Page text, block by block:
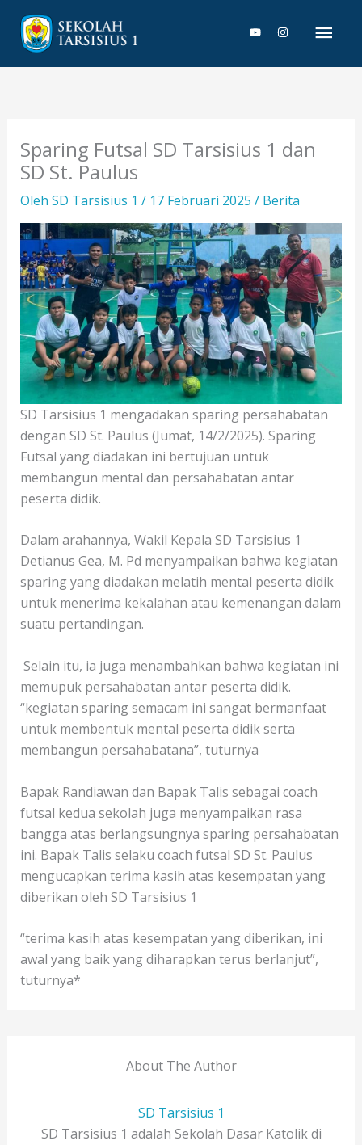
konten
Sparing Futsal SD Tarsisius 1 dan
SD St. Paulus
Oleh SD Tarsisius 1 / 17 Februari 2025 / Berita
SD Tarsisius 1 mengadakan sparing persahabatan
dengan SD St. Paulus (Jumat, 14/2/2025). Sparing
Futsal yang diadakan ini bertujuan untuk
membangun mental dan persahabatan antar
peserta didik.
Dalam arahannya, Wakil Kepala SD Tarsisius 1
Detianus Gea, M. Pd menyampaikan bahwa kegiatan
sparing yang diadakan melatih mental peserta didik
untuk menerima kekalahan atau kemenangan dalam
suatu pertandingan.
Selain itu, ia juga menambahkan bahwa kegiatan ini
memupuk persahabatan antar peserta didik.
“kegiatan sparing semacam ini sangat bermanfaat
untuk membentuk mental peserta didik serta
membangun persahabatana”, tuturnya
Bapak Randiawan dan Bapak Talis sebagai coach
futsal kedua sekolah juga menyampaikan rasa
bangga atas berlangsungnya sparing persahabatan
ini. Bapak Talis selaku coach futsal SD St. Paulus
mengucapkan terima kasih atas kesempatan yang
diberikan oleh SD Tarsisius 1
“terima kasih atas kesempatan yang diberikan, ini
awal yang baik yang diharapkan terus berlanjut”,
tuturnya*
About The Author
SD Tarsisius 1
SD Tarsisius 1 adalah Sekolah Dasar Katolik di